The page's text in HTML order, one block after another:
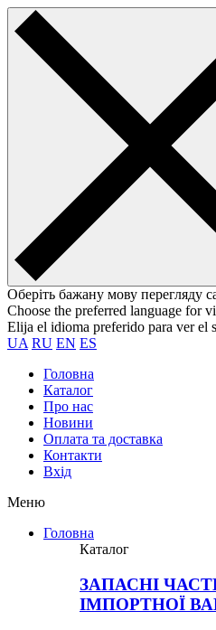
Оберіть бажану мову перегляду
Choose the preferred language for
Elija el idioma preferido para ver el
UA RU EN ES
Головна
Каталог
Про нас
Новини
Оплата та доставка
Контакти
Вхiд
Меню
Головна
Каталог
ЗАПАСНІ
ІМПОРТНОЇ